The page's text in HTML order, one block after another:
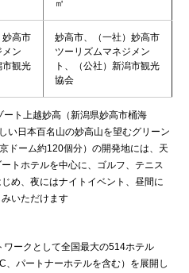
㎡
妙高市
メン
市観光
妙高市、（一社）妙高市
ツーリズムマネジメン
ト、（公社）新潟市観光
協会
ート上越妙高（新潟県妙高市桶海
日本百名山の妙高山を望むグリーン
ドーム約120個分）の開発地には、天
トホテルを中心に、ゴルフ、テニス
め、夜にはナイトイベント、昼間に
いただけます
ワークとして全国最大の514ホテル
パートナーホテルを含む）を展開し